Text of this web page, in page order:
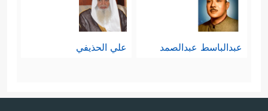
عبدالباسط عبدالصمد علي الحذيفي